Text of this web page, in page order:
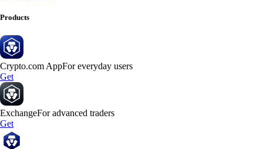
Products
Crypto.com AppFor everyday users
Get
ExchangeFor advanced traders
Get